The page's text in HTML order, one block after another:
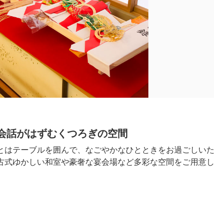
話がはずむ くつろぎの空間
はテーブルを囲んで、なごやかなひとときをお過ごしいた
式ゆかしい和室や豪奢な宴会場など多彩な空間をご用意し